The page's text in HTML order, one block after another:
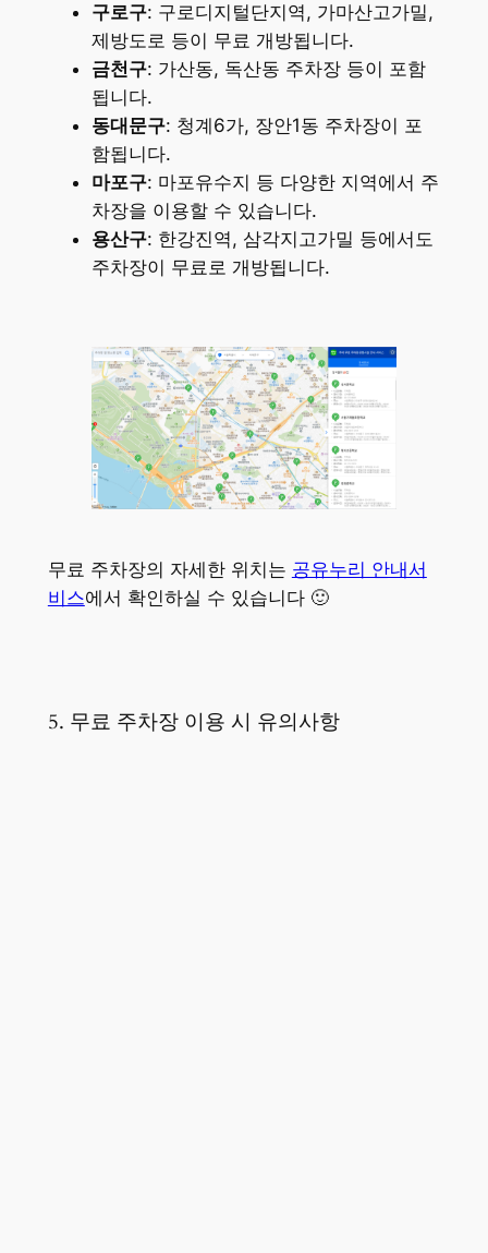
구로구: 구로디지털단지역, 가마산고가밀,
제방도로 등이 무료 개방됩니다.
금천구: 가산동, 독산동 주차장 등이 포함
됩니다.
동대문구: 청계6가, 장안1동 주차장이 포
함됩니다.
마포구: 마포유수지 등 다양한 지역에서 주
차장을 이용할 수 있습니다.
용산구: 한강진역, 삼각지고가밀 등에서도
주차장이 무료로 개방됩니다.
무료 주차장의 자세한 위치는 공유누리 안내서
비스에서 확인하실 수 있습니다 🙂
5. 무료 주차장 이용 시 유의사항